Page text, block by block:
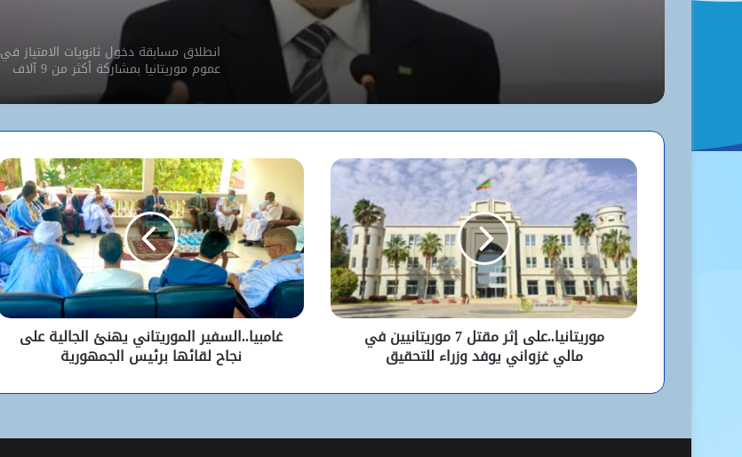
نواكشوط
انطلاق مسابقة دخول ثانويات الامتياز في
عموم موريتانيا بمشاركة أكثر من 9 آلاف
مترشح
كيف استخدم الاحتلال سلاح الإبعاد للتفرد
البيت الأبيض يفتح أخطر ملفات كورونا..
ماذا حدث داخل مختبر ووهان؟
شبكة التساقطات المطرية في ولايتي
الحوض الشرقي وكوركول (الجمعة)
سنوات الماضية أرست أسساً لاقتصاد أكثر
موريتانيا..على إثر مقتل 7 موريتانيين في
مالي غزواني يوفد وزراء للتحقيق
غامبيا..السفير الموريتاني يهنئ الجالية على
نجاح لقائها برئيس الجمهورية